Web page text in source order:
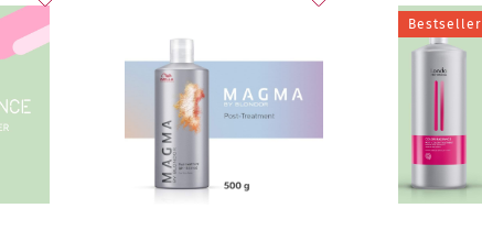
Bestseller